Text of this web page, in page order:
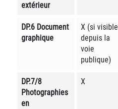
extérieur
DP.6 Document
graphique
X (si visible
depuis la
voie
publique)
DP.7/8
Photographies
en
X